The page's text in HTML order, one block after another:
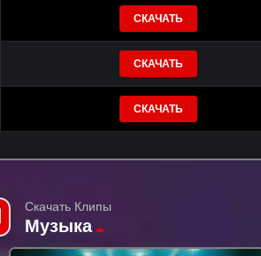
СКАЧАТЬ
СКАЧАТЬ
СКАЧАТЬ
Скачать Клипы
Музыка